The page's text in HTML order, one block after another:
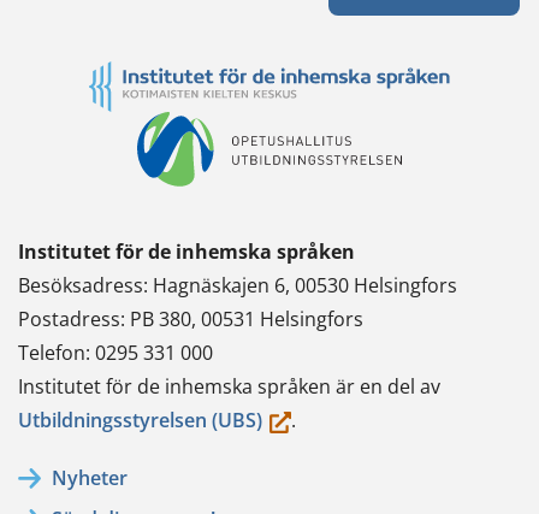
Institutet för de inhemska språken
Besöksadress: Hagnäskajen 6, 00530 Helsingfors
Postadress: PB 380, 00531 Helsingfors
Telefon: 0295 331 000
Institutet för de inhemska språken är en del av
Utbildningsstyrelsen (UBS)(du.
Nyheter